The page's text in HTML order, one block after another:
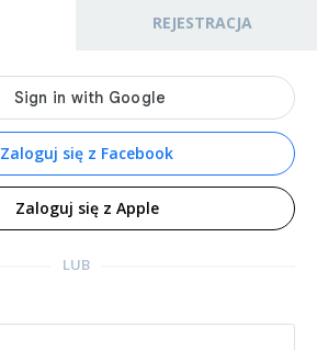
REJESTRACJA
Zaloguj się z Facebook
Zaloguj się z Apple
LUB